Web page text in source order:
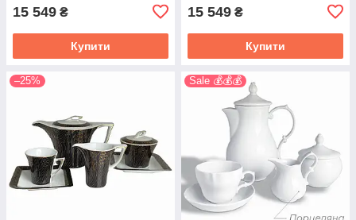
15 549 ₴
Купити
15 549 ₴
Купити
–25% Sale 💰💰💰